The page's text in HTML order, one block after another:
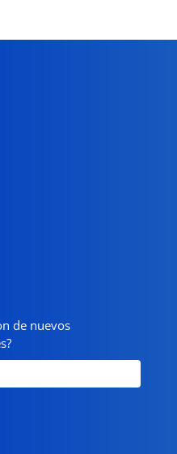
de nuevos